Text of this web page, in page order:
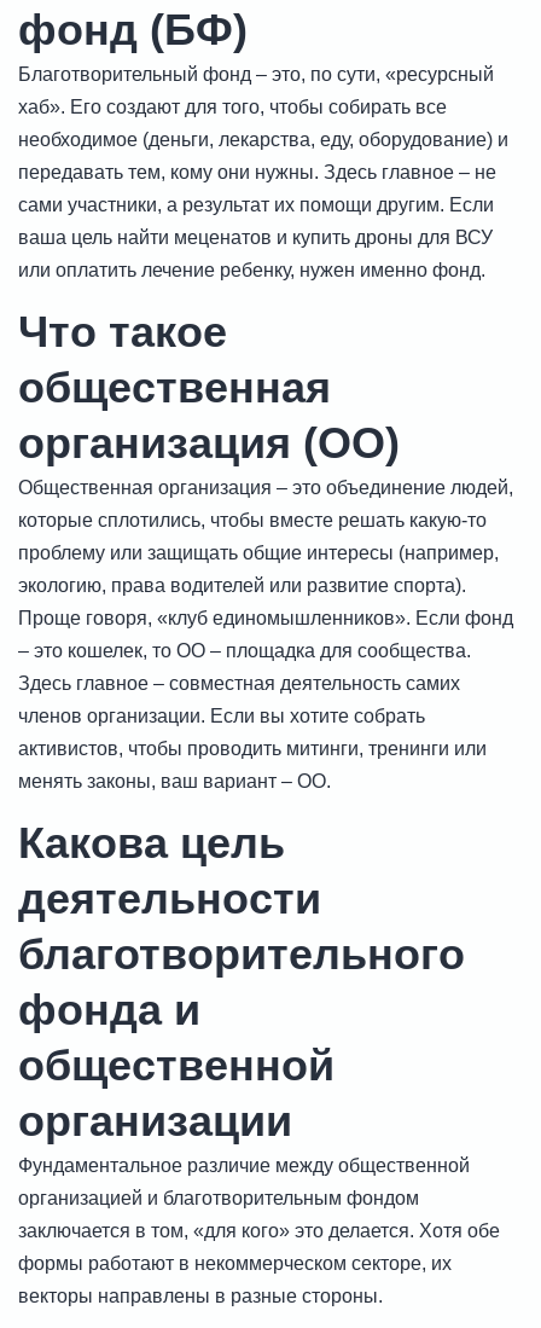
фонд (БФ)
Благотворительный фонд – это, по сути, «ресурсный
хаб». Его создают для того, чтобы собирать все
необходимое (деньги, лекарства, еду, оборудование) и
передавать тем, кому они нужны. Здесь главное – не
сами участники, а результат их помощи другим. Если
ваша цель найти меценатов и купить дроны для ВСУ
или оплатить лечение ребенку, нужен именно фонд.
Что такое
общественная
организация (ОО)
Общественная организация – это объединение людей,
которые сплотились, чтобы вместе решать какую-то
проблему или защищать общие интересы (например,
экологию, права водителей или развитие спорта).
Проще говоря, «клуб единомышленников». Если фонд
– это кошелек, то ОО – площадка для сообщества.
Здесь главное – совместная деятельность самих
членов организации. Если вы хотите собрать
активистов, чтобы проводить митинги, тренинги или
менять законы, ваш вариант – ОО.
Какова цель
деятельности
благотворительного
фонда и
общественной
организации
Фундаментальное различие между общественной
организацией и благотворительным фондом
заключается в том, «для кого» это делается. Хотя обе
формы работают в некоммерческом секторе, их
векторы направлены в разные стороны.